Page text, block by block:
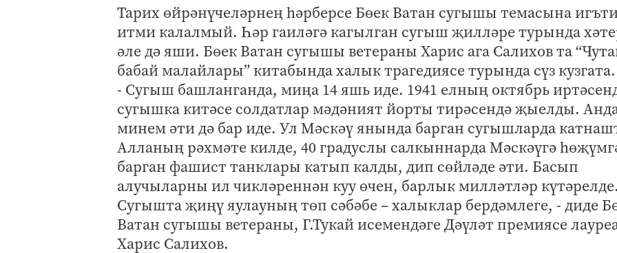
Тарих өйрәнүчеләрнең һәрберсе Бөек Ватан сугышы темасына
итми калалмый. Һәр гаиләгә кагылган сугыш җилләре турында
әле дә яши. Бөек Ватан сугышы ветераны Харис ага Салихов та
бабай малайлары” китабында халык трагедиясе турында сүз кузгата.
- Сугыш башланганда, миңа 14 яшь иде. 1941 елның октябрь
сугышка китәсе солдатлар мәдәният йорты тирәсендә җыелды.
минем әти дә бар иде. Ул Мәскәү янында барган сугышларда
Алланың рәхмәте килде, 40 градуслы салкыннарда Мәскәүгә
барган фашист танклары катып калды, дип сөйләде әти. Басып
алучыларны ил чикләреннән куу өчен, барлык милләтләр күтәрелде.
Сугышта җиңү яулауның төп сәбәбе – халыклар бердәмлеге, - диде
Ватан сугышы ветераны, Г.Тукай исемендәге Дәүләт премиясе
Харис Салихов.